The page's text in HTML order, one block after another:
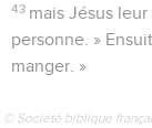
43 mais Jésus
personne. »
manger. »
© Société biblique